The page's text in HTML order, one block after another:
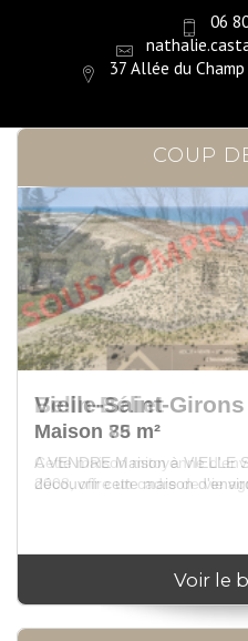
06
37 Allée du
COUP
Belin-Béliet
Maison 78 m²
Cette maison mitoyenne
2008, offre un cadre de vie
Voir le